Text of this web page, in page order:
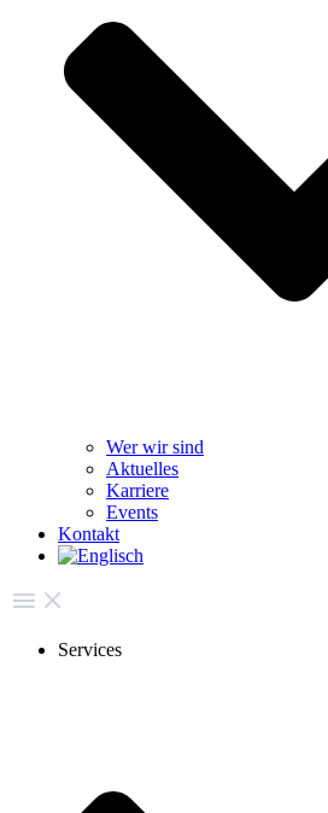
Wer wir sind
Aktuelles
Karriere
Events
Kontakt
Services